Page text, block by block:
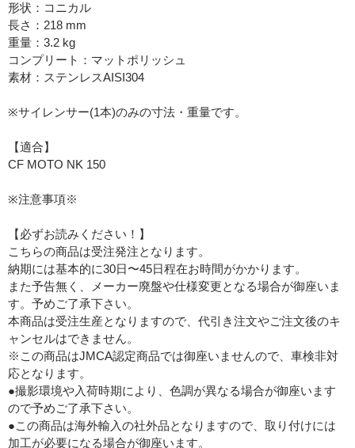
形状：コニカル
長さ：218 mm
重量：3.2 kg
コンプリート：マットポリッシュ
素材：ステンレスAISI304
※サイレンサー(1本)のみの寸法・重量です。
【適合】
CF MOTO NK 150
※注意事項※
【必ずお読みください！】
こちらの商品は受注発注となります。
納期には基本的に30日〜45日程在お時間がかかります。
また予告無く、メーカー廃盤や仕様変更となる場合が御座いま
す。予めご了承下さい。
本商品は受注生産となりますので、代引き注文やご注文後のキ
ャンセルはできません。
※この商品はJMCA認定商品では御座いませんので、車検非対
応となります。
●撮影環境や入荷時期により、色調が異なる場合が御座います
ので予めご了承下さい。
●この商品は海外輸入の社外品となりますので、取り付けには
加工が必要になる場合が御座います。